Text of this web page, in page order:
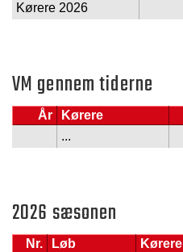
Kørere 2026
VM gennem tiderne
År Kørere
...
2026 sæsonen
Nr. Løb Kørere